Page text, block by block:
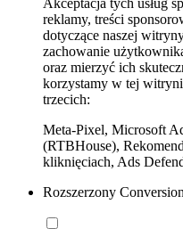
reklamy, treści
dotyczące naszej
zachowanie
oraz mierzyć ich
korzystamy w tej
trzecich:
Meta-Pixel, Microsoft
(RTBHouse),
kliknięciach, Ads
Rozszerzony